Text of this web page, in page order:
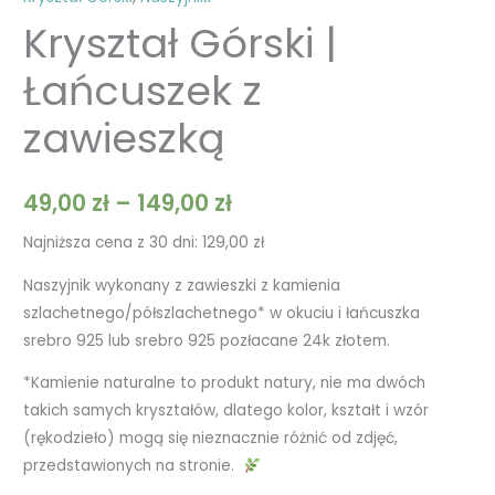
Kryształ Górski |
Łańcuszek z
zawieszką
49,00 zł – 149,00 zł
Najniższa cena z 30 dni:129,00 zł
Naszyjnik wykonany z zawieszki z kamienia
szlachetnego/półszlachetnego* w okuciu i łańcuszka
srebro 925 lub srebro 925 pozłacane 24k złotem.
*Kamienie naturalne to produkt natury, nie ma dwóch
takich samych kryształów, dlatego kolor, kształt i wzór
(rękodzieło) mogą się nieznacznie różnić od zdjęć,
przedstawionych na stronie.